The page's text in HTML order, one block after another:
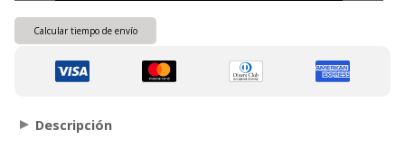
Calcular tiempo de envío
Descripción